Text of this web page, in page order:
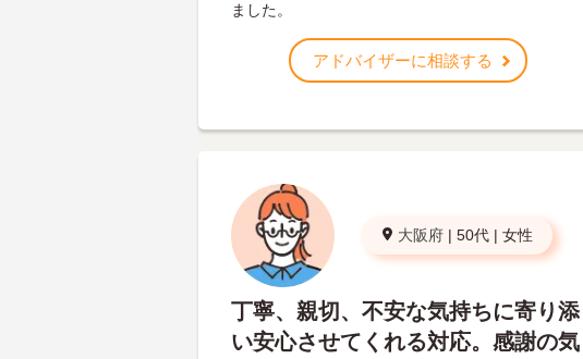
ました。
アドバイザーに相談する
大阪府 | 50代 | 女性
丁寧、親切、不安な気持ちに寄り添
い安心させてくれる対応。感謝の気